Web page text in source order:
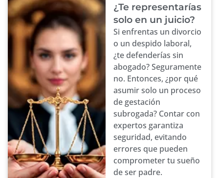
¿Te representarías
solo en un juicio?
Si enfrentas un divorcio
o un despido laboral,
¿te defenderías sin
abogado? Seguramente
no. Entonces, ¿por qué
asumir solo un proceso
de gestación
subrogada? Contar con
expertos garantiza
seguridad, evitando
errores que pueden
comprometer tu sueño
de ser padre.